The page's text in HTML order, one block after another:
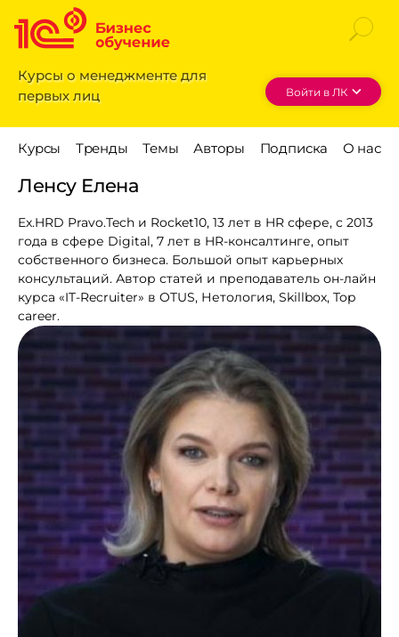
Курсы о менеджменте для
первых лиц
Войти в ЛК
Ленсу Елена
Ex.HRD Pravo.Tech и Rocket10, 13 лет в HR сфере, с 2013
года в сфере Digital, 7 лет в HR-консалтинге, опыт
собственного бизнеса. Большой опыт карьерных
консультаций. Автор статей и преподаватель он-лайн
курса «IT-Recruiter» в OTUS, Нетология, Skillbox, Top
career.